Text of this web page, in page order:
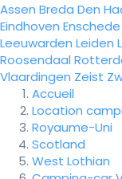
Assen Breda Den
Eindhoven Enschede
Leeuwarden Leiden
Roosendaal
Vlaardingen Zeist
Accueil
Location
Royaume-Uni
Scotland
West Lothian